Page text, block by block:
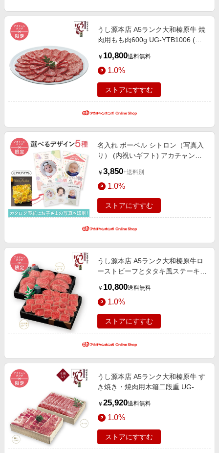
うし源本店 A5ランク大和榛原牛 焼
肉用もも肉600g UG-YTB1006 (内
ンホンポ限定 内祝い・お返しギフ
ト 菓子・食品ギフト ハム・肉・米
￥ 10,800送料無料
1.0%
ストアにすすむ
名入れ ボーベル シトロン（写真入
り） (内祝いギフト) アカチャンホ
入れギフト・顔写真＋名入れギフト
￥ 3,850+送料別
1.0%
ストアにすすむ
うし源本店 A5ランク大和榛原牛ロ
ーストビーフとタタキ風ステーキ
フト) 送料当社負担 アカチャンホン
ポ限定 内祝い・お返しギフト 名入
れギフト・顔写真＋名
￥ 10,800送料無料
1.0%
ストアにすすむ
うし源本店 A5ランク大和榛原牛 す
き焼き・焼肉用木箱二段重 UG-
担 アカチャンホンポ限定 内祝い・
お返しギフト 菓子・食品ギフト ハ
ム・肉・米
￥ 25,920送料無料
1.0%
ストアにすすむ